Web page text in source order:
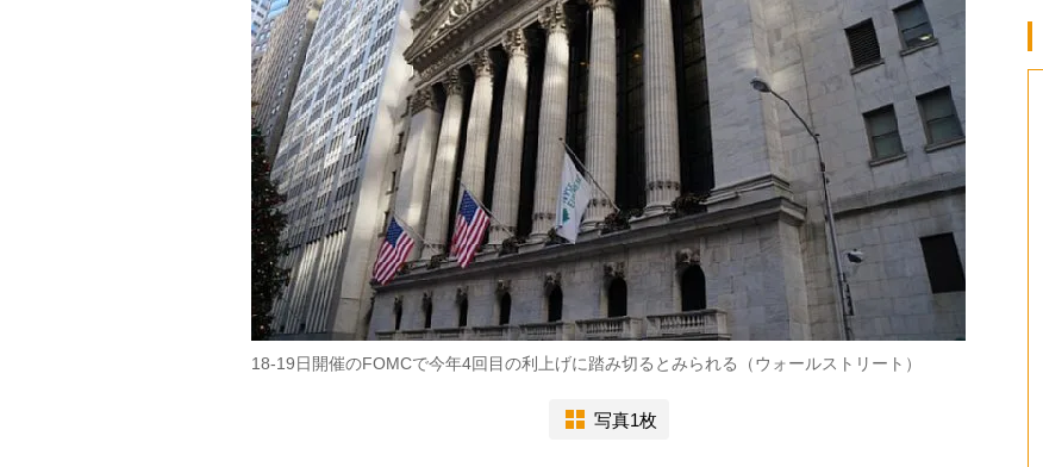
18-19日開催のFOMCで今年4回目の利上げに踏み切るとみられる（ウォールストリート）
写真1枚